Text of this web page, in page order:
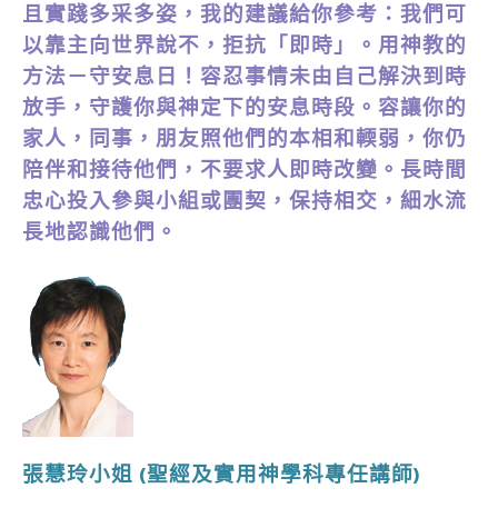
且實踐多采多姿，我的建議給你參考：我們可
以靠主向世界說不，拒抗「即時」。用神教的
方法－守安息日！容忍事情未由自己解決到時
放手，守護你與神定下的安息時段。容讓你的
家人，同事，朋友照他們的本相和輭弱，你仍
陪伴和接待他們，不要求人即時改變。長時間
忠心投入參與小組或團契，保持相交，細水流
長地認識他們。
張慧玲小姐 (聖經及實用神學科專任講師)